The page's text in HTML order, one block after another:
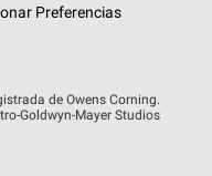
Preferencias
de Owens Corning.
Goldwyn-Mayer Studios